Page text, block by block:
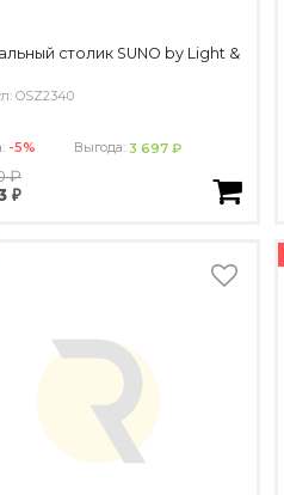
столик SUNO by Light &
OSZ2340
-5% Выгода: 3 697 ₽
₽
₽